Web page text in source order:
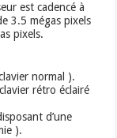
est cadencé à
3.5 mégas pixels
pixels.
normal ).
rétro éclairé
d’une
).